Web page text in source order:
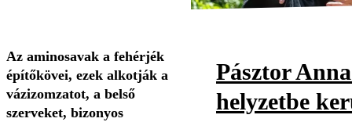
Az aminosavak a fehérjék
építőkövei, ezek alkotják a
vázizomzatot, a belső
szerveket, bizonyos
Pásztor
helyzetbe